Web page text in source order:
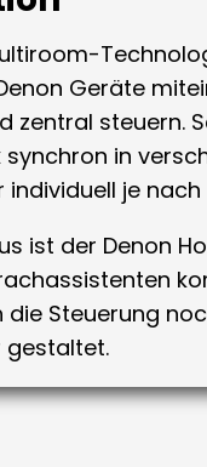
Geräte
zentral steuern.
synchron in
individuell je nach
ist der Denon
Steuerung